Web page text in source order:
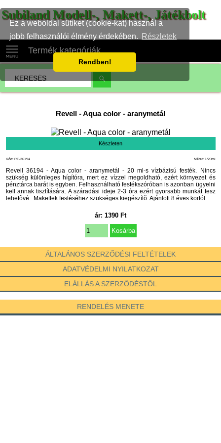
Ez a weboldal sütiket (cookie-kat) használ a
jobb felhasználói élmény érdekében.
Részletek
Rendben!
Subiland Modell-, Makett-, Játékbolt
Termék kategóriák
Revell -Aqua color - aranymetál
Készleten
Méret: 1/20ml
Kód: RE-36194
Revell 36194 - Aqua color - aranymetál - 20 ml-s vízbázisú festék. Nincs
szükség különleges hígítóra, mert ez vízzel megoldható, ezért környezet és
pénztárca barát is egyben. Felhasználható festékszóróban is azonban ügyelni
kell annak tisztítására. A száradási ideje 2-3 óra ezért gyorsabb munkát tesz
lehetõvé.. Makettek festéséhez szükséges kiegészítõ. Ajánlott 8 éves kortól.
ár: 1390 Ft
ÁLTALÁNOS SZERZŐDÉSI FELTÉTELEK
ADATVÉDELMI NYILATKOZAT
ELÁLLÁS A SZERZŐDÉSTŐL
RENDELÉS MENETE